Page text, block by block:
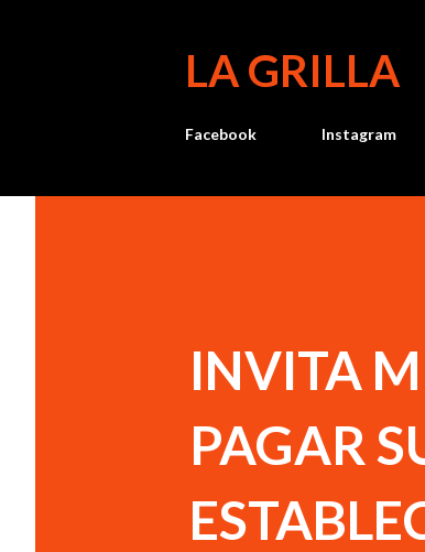
LA GRILLA
Facebook Instagram
INVITA
PAGAR